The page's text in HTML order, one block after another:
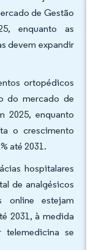
de Gestão
enquanto as
devem expandir
ortopédicos
do mercado de
2025, enquanto
o crescimento
até 2031.
hospitalares
de analgésicos
online estejam
2031, à medida
se